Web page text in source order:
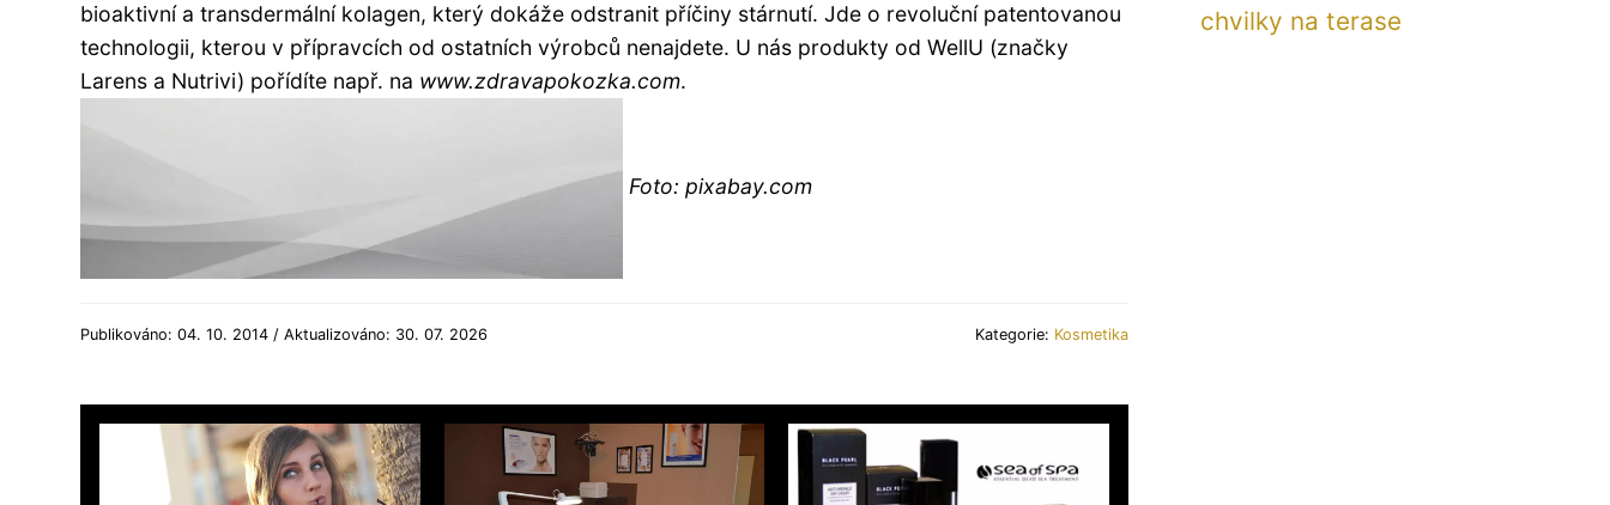
bioaktivní a transdermální kolagen, který dokáže odstranit příčiny stárnutí. Jde o revoluční patentovanou
technologii, kterou v přípravcích od ostatních výrobců nenajdete. U nás produkty od WellU (značky
Larens a Nutrivi) pořídíte např. na www.zdravapokozka.com.
Foto: pixabay.com
Publikováno: 04. 10. 2014 / Aktualizováno: 30. 07. 2026 Kategorie: Kosmetika
chvilky na terase